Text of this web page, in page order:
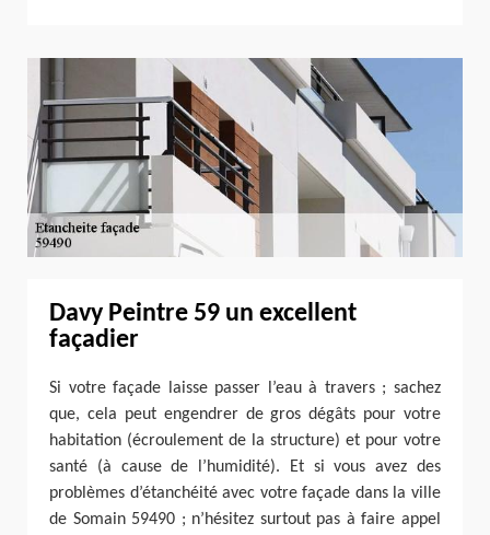
Davy Peintre 59 un excellent
façadier
Si votre façade laisse passer l’eau à travers ; sachez
que, cela peut engendrer de gros dégâts pour votre
habitation (écroulement de la structure) et pour votre
santé (à cause de l’humidité). Et si vous avez des
problèmes d’étanchéité avec votre façade dans la ville
de Somain 59490 ; n’hésitez surtout pas à faire appel